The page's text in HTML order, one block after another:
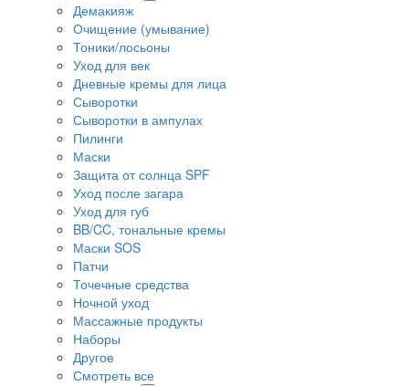
Демакияж
Очищение (умывание)
Тоники/лосьоны
Уход для век
Дневные кремы для лица
Сыворотки
Сыворотки в ампулах
Пилинги
Маски
Защита от солнца SPF
Уход после загара
Уход для губ
BB/CC, тональные кремы
Маски SOS
Патчи
Точечные средства
Ночной уход
Массажные продукты
Наборы
Другое
Смотреть все